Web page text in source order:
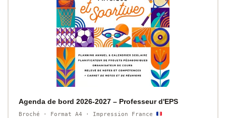
Agenda de bord 2026-2027 – Professeur d'EPS
Broché · Format A4 · Impression France